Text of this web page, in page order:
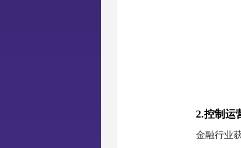
2.控制运
金融行业